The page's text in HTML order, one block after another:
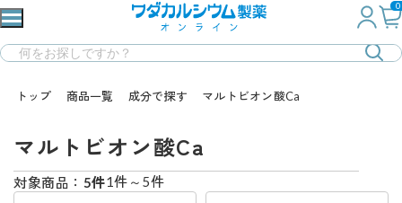
0
トップ 商品一覧 成分で探す マルトビオン酸Ca
マルトビオン酸Ca
対象商品： 5件1件～5件